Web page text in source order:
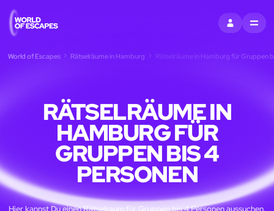
EINTRAGEN
MENU
World of Escapes Rätselräume in Hamburg Rätselräume in Hamburg für Gruppen
RÄTSELRÄUME IN
HAMBURG FÜR
GRUPPEN BIS 4
PERSONEN